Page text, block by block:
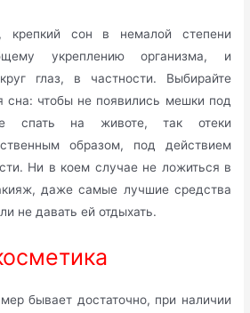
крепкий сон в немалой степени
укреплению организма, и
глаз, в частности. Выбирайте
сна: чтобы не появились мешки под
спать на животе, так отеки
образом, под действием
Ни в коем случае не ложиться в
даже самые лучшие средства
не давать ей отдыхать.
бывает достаточно, при наличии